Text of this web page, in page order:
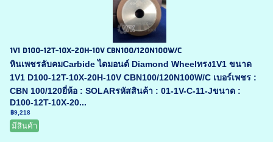
1V1 D100-12T-10X-20H-10V CBN100/120N100W/C
หินเพชรลับคมCarbide ไดมอนด์ Diamond Wheelทรง1V1 ขนาด
1V1 D100-12T-10X-20H-10V CBN100/120N100W/C เบอร์เพชร :
CBN 100/120ยี่ห้อ : SOLARรหัสสินค้า : 01-1V-C-11-Jขนาด :
D100-12T-10X-20...
฿9,218
มีสินค้า